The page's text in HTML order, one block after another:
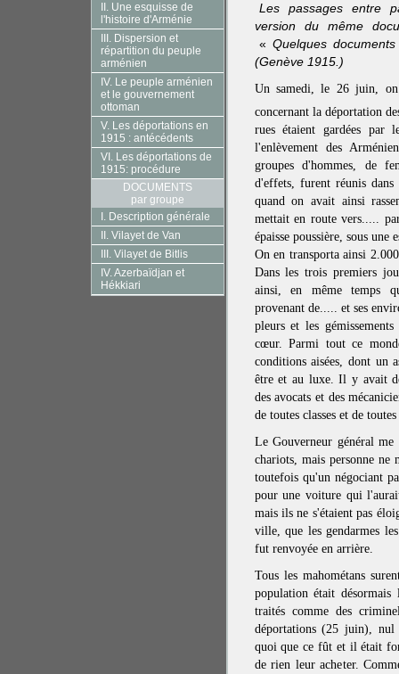
II. Une esquisse de
l'histoire d'Arménie
III. Dispersion et
répartition du peuple
arménien
IV. Le peuple arménien
et le gouvernement
ottoman
V. Les déportations en
1915 : antécédents
VI. Les déportations de
1915: procédure
DOCUMENTS
par groupe
I. Description générale
II. Vilayet de Van
III. Vilayet de Bitlis
IV. Azerbaïdjan et
Hékkiari
Les passages entre
version du même
« Quelques
(Genève 1915.)
Un samedi, le 26 juin, on
concernant la déportation
rues étaient gardées par
l'enlèvement des
groupes d'hommes, de
d'effets, furent réunis
quand on avait ainsi
mettait en route vers.....
épaisse poussière, sous une
On en transporta ainsi
Dans les trois premiers
ainsi, en même temps
provenant de..... et ses
pleurs et les
cœur. Parmi tout ce
conditions aisées, dont un
être et au luxe. Il y avait
des avocats et des
de toutes classes et de
Le Gouverneur général
chariots, mais personne ne
toutefois qu'un négociant
pour une voiture qui
mais ils ne s'étaient pas
ville, que les gendarmes
fut renvoyée en arrière.
Tous les mahométans
population était
traités comme des
déportations (25 juin),
quoi que ce fût et il était
de rien leur acheter.